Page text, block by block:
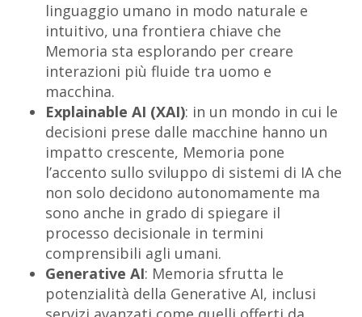
linguaggio umano in modo naturale e
intuitivo, una frontiera chiave che
Memoria sta esplorando per creare
interazioni più fluide tra uomo e
macchina.
Explainable AI (XAI): in un mondo in cui le
decisioni prese dalle macchine hanno un
impatto crescente, Memoria pone
l’accento sullo sviluppo di sistemi di IA che
non solo decidono autonomamente ma
sono anche in grado di spiegare il
processo decisionale in termini
comprensibili agli umani.
Generative AI: Memoria sfrutta le
potenzialità della Generative AI, inclusi